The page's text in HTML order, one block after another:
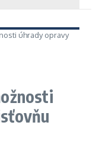
úhrady opravy